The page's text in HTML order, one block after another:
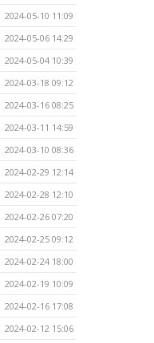
2024-05-10 11:09
2024-05-06 14:29
2024-05-04 10:39
2024-03-18 09:12
2024-03-16 08:25
2024-03-11 14:59
2024-03-10 08:36
2024-02-29 12:14
2024-02-28 12:10
2024-02-26 07:20
2024-02-25 09:12
2024-02-24 18:00
2024-02-19 10:09
2024-02-16 17:08
2024-02-12 15:06